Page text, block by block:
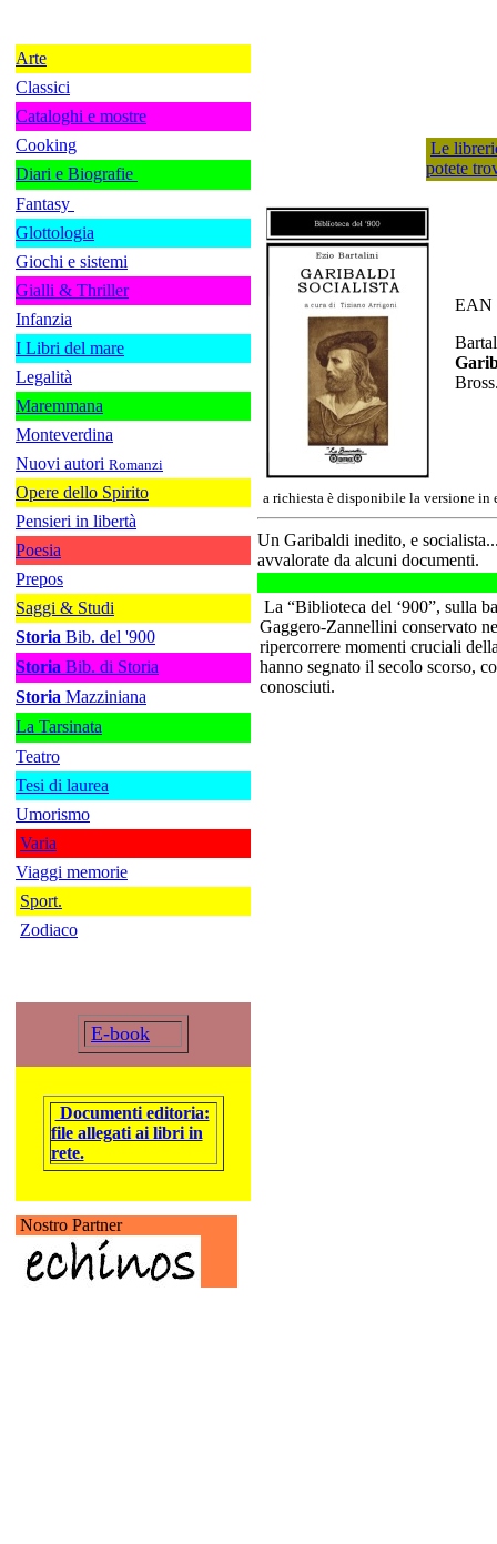
Arte
Classici
Cataloghi e mostre
Cooking
Diari e Biografie
Fantasy
Glottologia
Giochi e sistemi
Gialli & Thriller
Infanzia
I Libri del mare
Legalità
Maremmana
Monteverdina
Nuovi autori Romanzi
Opere dello Spirito
Pensieri in libertà
Poesia
Prepos
Saggi & Studi
Storia Bib. del '900
Storia Bib. di Storia
Storia Mazziniana
La Tarsinata
Teatro
Tesi di laurea
Umorismo
Varia
Viaggi memorie
Sport.
Zodiaco
E-book
Documenti editoria:
file allegati ai libri in
rete.
Nostro Partner
Le
potete
EAN
a richiesta è disponibile la versione in
Un Garibaldi inedito, e
avvalorate da alcuni documenti.
La “Biblioteca del ‘900”, sulla
Gaggero-Zannellini conservato
ripercorrere momenti cruciali
hanno segnato il secolo scorso,
conosciuti.